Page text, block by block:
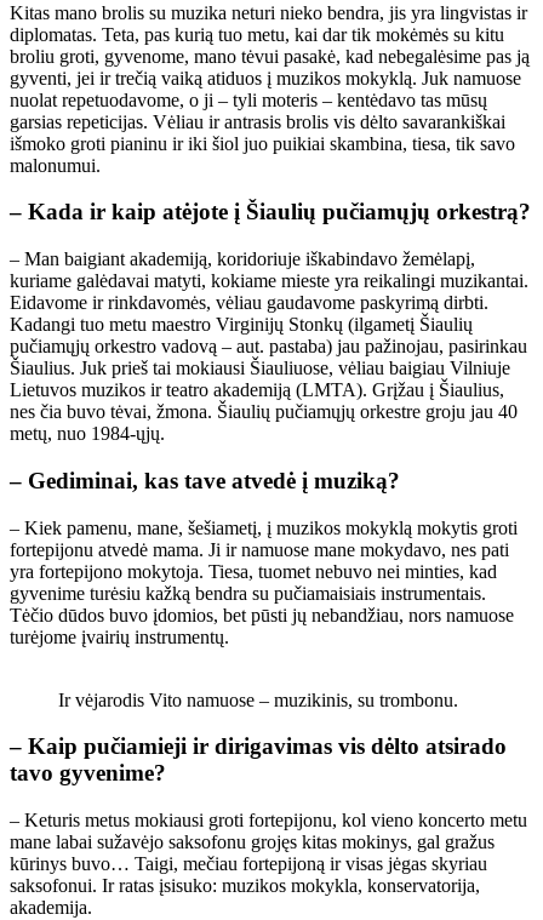
Kitas mano brolis su muzika neturi nieko bendra, jis yra lingvistas ir
diplomatas. Teta, pas kurią tuo metu, kai dar tik mokėmės su kitu
broliu groti, gyvenome, mano tėvui pasakė, kad nebegalėsime pas ją
gyventi, jei ir trečią vaiką atiduos į muzikos mokyklą. Juk namuose
nuolat repetuodavome, o ji – tyli moteris – kentėdavo tas mūsų
garsias repeticijas. Vėliau ir antrasis brolis vis dėlto savarankiškai
išmoko groti pianinu ir iki šiol juo puikiai skambina, tiesa, tik savo
malonumui.
– Kada ir kaip atėjote į Šiaulių pučiamųjų orkestrą?
– Man baigiant akademiją, koridoriuje iškabindavo žemėlapį,
kuriame galėdavai matyti, kokiame mieste yra reikalingi muzikantai.
Eidavome ir rinkdavomės, vėliau gaudavome paskyrimą dirbti.
Kadangi tuo metu maestro Virginijų Stonkų (ilgametį Šiaulių
pučiamųjų orkestro vadovą – aut. pastaba) jau pažinojau, pasirinkau
Šiaulius. Juk prieš tai mokiausi Šiauliuose, vėliau baigiau Vilniuje
Lietuvos muzikos ir teatro akademiją (LMTA). Grįžau į Šiaulius,
nes čia buvo tėvai, žmona. Šiaulių pučiamųjų orkestre groju jau 40
metų, nuo 1984-ųjų.
– Gediminai, kas tave atvedė į muziką?
– Kiek pamenu, mane, šešiametį, į muzikos mokyklą mokytis groti
fortepijonu atvedė mama. Ji ir namuose mane mokydavo, nes pati
yra fortepijono mokytoja. Tiesa, tuomet nebuvo nei minties, kad
gyvenime turėsiu kažką bendra su pučiamaisiais instrumentais.
Tėčio dūdos buvo įdomios, bet pūsti jų nebandžiau, nors namuose
turėjome įvairių instrumentų.
Ir vėjarodis Vito namuose – muzikinis, su trombonu.
– Kaip pučiamieji ir dirigavimas vis dėlto atsirado
tavo gyvenime?
– Keturis metus mokiausi groti fortepijonu, kol vieno koncerto metu
mane labai sužavėjo saksofonu grojęs kitas mokinys, gal gražus
kūrinys buvo… Taigi, mečiau fortepijoną ir visas jėgas skyriau
saksofonui. Ir ratas įsisuko: muzikos mokykla, konservatorija,
akademija.